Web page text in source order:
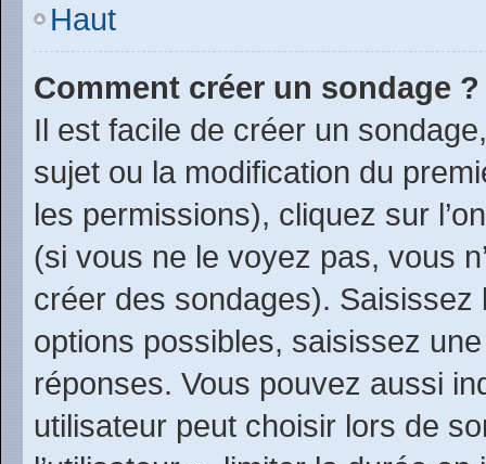
Haut
Comment créer un sondage ?
Il est facile de créer un
sujet ou la modification du
les permissions), cliquez sur
(si vous ne le voyez pas, vous
créer des sondages).
options possibles, saisissez
réponses. Vous pouvez aussi
utilisateur peut choisir lors de